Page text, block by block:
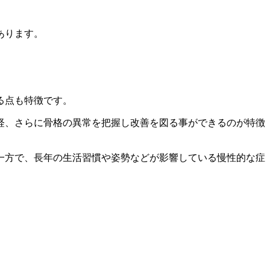
ます。
も特徴です。
さらに骨格の異常を把握し改善を図る事ができるのが特徴
で、長年の生活習慣や姿勢などが影響している慢性的な症